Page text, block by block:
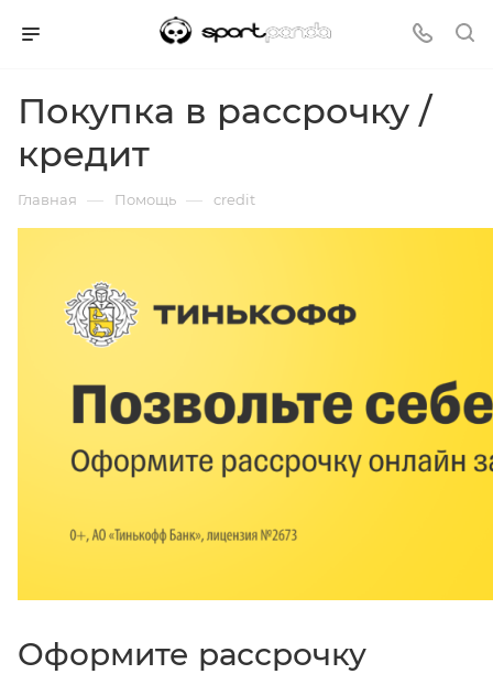
Покупка в рассрочку /
кредит
Главная — Помощь — credit
Оформите рассрочку